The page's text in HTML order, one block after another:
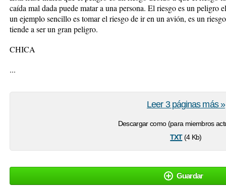
caída mal dada puede matar a una persona. El riesgo es un peligro
un ejemplo sencillo es tomar el riesgo de ir en un avión, es un
tiende a ser un gran peligro.
CHICA
...
Descargar como (para miembros
txt(4 Kb)
Leer 3 páginas más »
Guardar